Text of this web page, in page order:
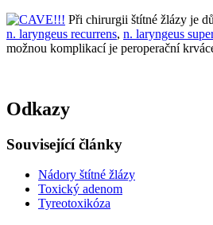
Při chirurgii štítné žlázy je
n. laryngeus recurrens, n. laryngeus
možnou komplikací je peroperační
Odkazy
Související články
Nádory štítné žlázy
Toxický adenom
Tyreotoxikóza